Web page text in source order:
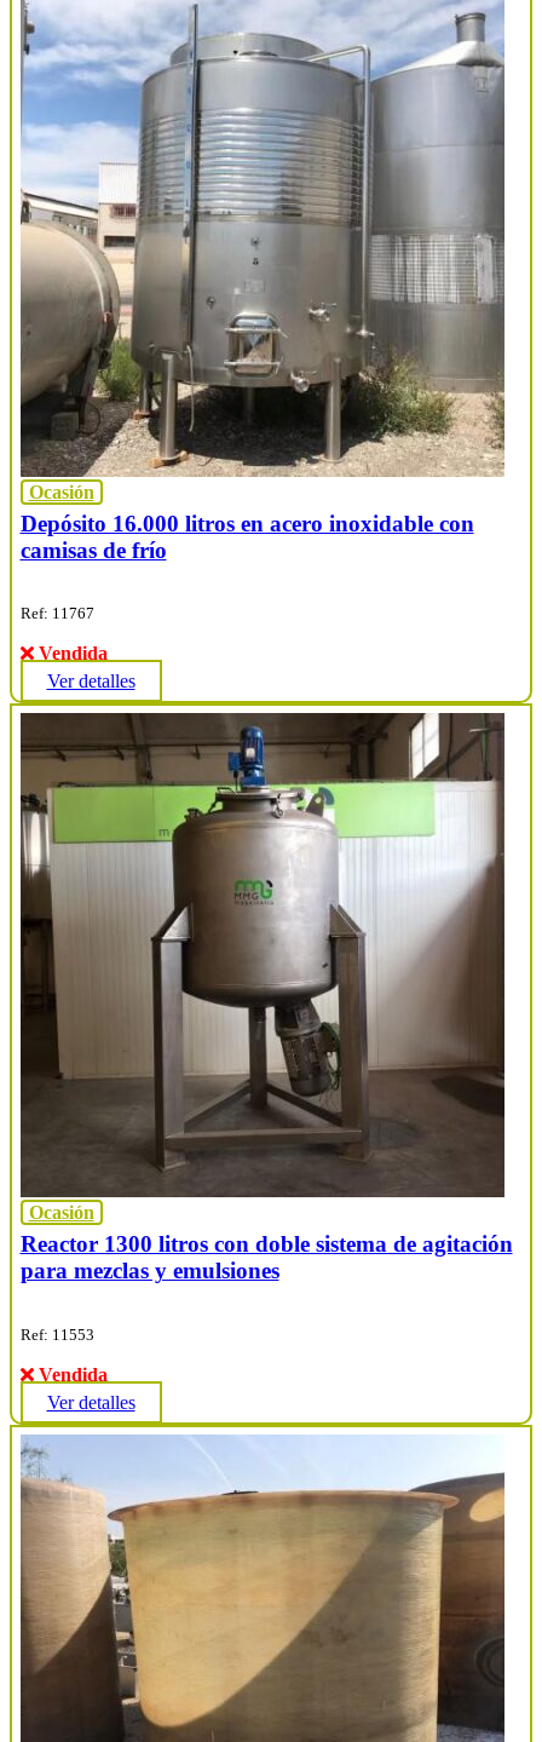
Ocasión
Depósito 16.000 litros en acero inoxidable con
camisas de frío
Ref: 11767
Vendida
Ver detalles
Ocasión
Reactor 1300 litros con doble sistema de agitación
para mezclas y emulsiones
Ref: 11553
Vendida
Ver detalles